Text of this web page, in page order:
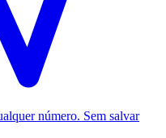
número. Sem salvar